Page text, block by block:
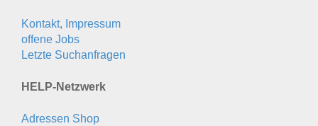
Kontakt, Impressum
offene Jobs
Letzte Suchanfragen
HELP-Netzwerk
Adressen Shop